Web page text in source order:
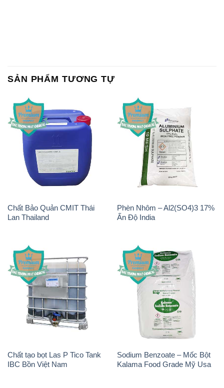
SẢN PHẨM TƯƠNG TỰ
Chất Bảo Quản CMIT Thái
Lan Thailand
Phèn Nhôm – Al2(SO4)3 17%
Ấn Độ India
Chất tạo bọt Las P Tico Tank
IBC Bồn Việt Nam
Sodium Benzoate – Mốc Bột
Kalama Food Grade Mỹ Usa